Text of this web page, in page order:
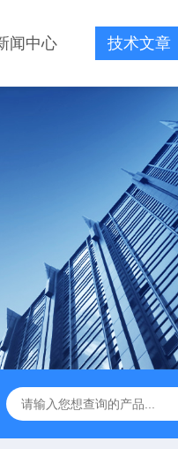
闻中心 技术文章
GDJ6010高低温交变试验